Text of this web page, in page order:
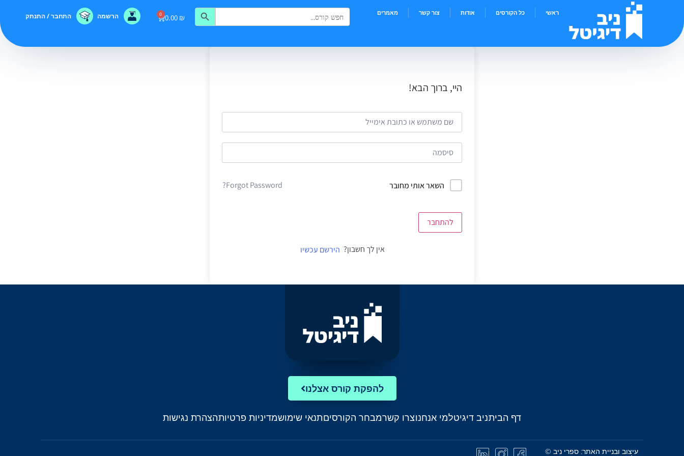
ראשי כל הקורסים אודות צור קשר מאמרים Search
for:
Search Button
0.00 ₪
0 הרשמה התחבר / התנתק
היי, ברוך הבא!
השאר אותי מחובר Forgot Password?
להתחבר
אין לך חשבון? הירשם עכשיו
להפקת קורס אצלנו
דף הביתניב דיגיטלמי אנחנוצרו קשרמבחר הקורסיםתנאי שימושמדיניות פרטיותהצהרת נגישות
עיצוב ובניית האתר: ספרי ניב ©